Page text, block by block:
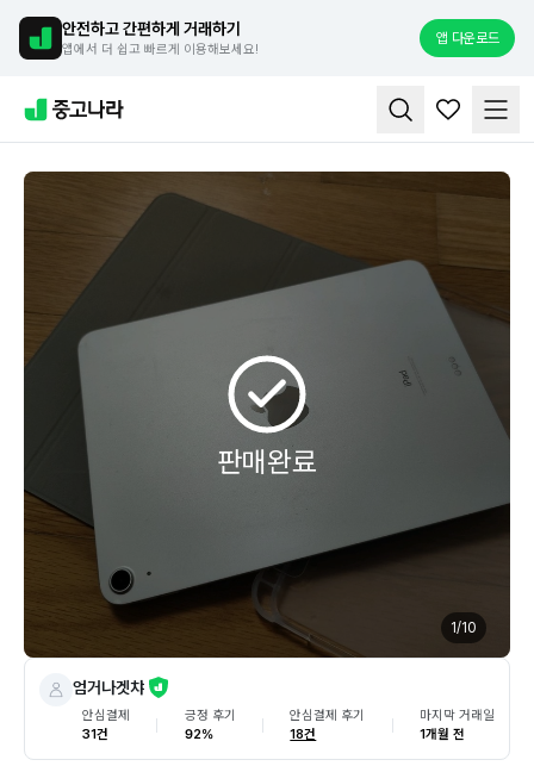
안전하고 간편하게 거래하기
앱에서 더 쉽고 빠르게 이용해보세요!
앱 다운로드
판매완료
1/10
엄거나겟챠
안심결제
31건
긍정 후기
92%
안심결제 후기
18건
마지막 거래일
1개월 전